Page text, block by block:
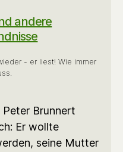
andere
- er liest! Wie immer
Brunnert
Er wollte
seine Mutter